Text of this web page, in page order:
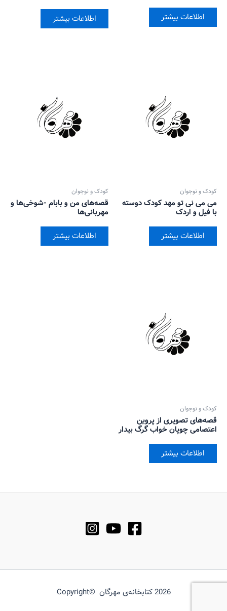
اطلاعات بیشتر اطلاعات بیشتر
کودک و نوجوان
می می نی تو مهد کودک دوسته
با فیل و اردک
اطلاعات بیشتر
کودک و نوجوان
قصه‌های من و بابام -شوخی‌ها و
مهربانی‌ها
اطلاعات بیشتر
کودک و نوجوان
قصه‌های تصویری از پروین
اعتصامی چوپان خواب گرگ بیدار
اطلاعات بیشتر
2026 کتابخانه‌ی مهرگان ©Copyright